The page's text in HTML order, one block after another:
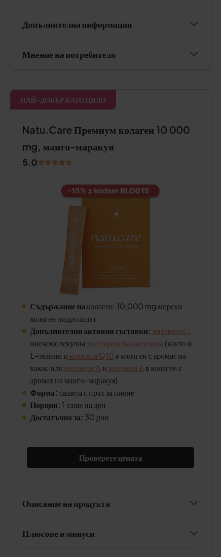
Допълнителна информация
Мнение на потребителя
НАЙ-ДОБЪР КАТО ЦЯЛО
Natu.Care Премиум колаген 10 000
mg, манго-маракуя
5.0
Съдържание на колаген: 10,000 mg морски
колаген хидролизат
Допълнителни активни съставки: витамин С
нискомолекулна хиалуронова киселина (както и
L-теанин и коензим Q10 в колаген с аромат на
какао или витамин А и витамин Е в колаген с
аромат на манго-маракуя)
Форма: сашета с прах за пиене
Порция: 1 саше на ден
Достатъчно за: 30 дни
Проверете цената
Описание на продукта
Плюсове и минуси